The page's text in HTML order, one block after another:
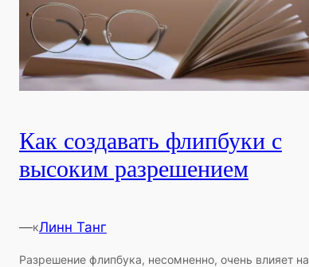
Как создавать флипбуки с
высоким разрешением
—кЛинн Танг
Разрешение флипбука, несомненно, очень влияет на